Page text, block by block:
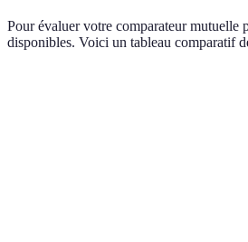
Pour évaluer votre comparateur mutuelle
disponibles. Voici un tableau comparatif